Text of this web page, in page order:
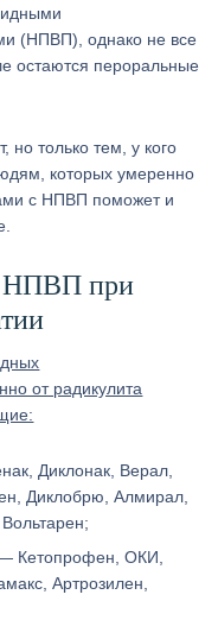
(НПВП), однако не все
остаются пероральные
но только тем, у кого
которых умеренно
с НПВП поможет и
НПВП при
от радикулита
Диклонак, Верал,
Диклобрю, Алмирал,
Кетопрофен, ОКИ,
Артрозилен,